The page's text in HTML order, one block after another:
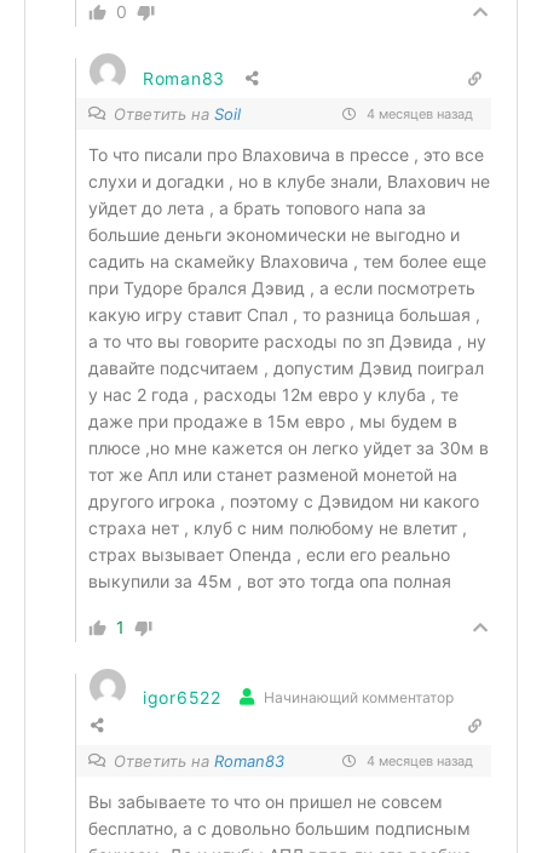
0
Roman83
Ответить на Soil 4 месяцев назад
То что писали про Влаховича в прессе , это все
слухи и догадки , но в клубе знали, Влахович не
уйдет до лета , а брать топового напа за
большие деньги экономически не выгодно и
садить на скамейку Влаховича , тем более еще
при Тудоре брался Дэвид , а если посмотреть
какую игру ставит Спал , то разница большая ,
а то что вы говорите расходы по зп Дэвида , ну
давайте подсчитаем , допустим Дэвид поиграл
у нас 2 года , расходы 12м евро у клуба , те
даже при продаже в 15м евро , мы будем в
плюсе ,но мне кажется он легко уйдет за 30м в
тот же Апл или станет разменой монетой на
другого игрока , поэтому с Дэвидом ни какого
страха нет , клуб с ним полюбому не влетит ,
страх вызывает Опенда , если его реально
выкупили за 45м , вот это тогда опа полная
1
igor6522 Начинающий комментатор
Ответить на Roman83 4 месяцев назад
Вы забываете то что он пришел не совсем
бесплатно, а с довольно большим подписным